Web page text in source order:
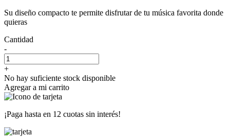
Su diseño compacto te permite disfrutar de tu música favorita donde
quieras
Cantidad
-
+
No hay suficiente stock disponible
Agregar a mi carrito
¡Paga hasta en 12 cuotas sin interés!